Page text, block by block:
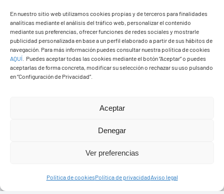
En nuestro sitio web utilizamos cookies propias y de terceros para finalidades
analíticas mediante el análisis del tráfico web, personalizar el contenido
mediante sus preferencias, ofrecer funciones de redes sociales y mostrarle
publicidad personalizada en base a un perfil elaborado a partir de sus hábitos de
navegación. Para más información puedes consultar nuestra política de cookies
AQUÍ
Puedes aceptar todas las cookies mediante el botón “Aceptar” o puedes
aceptarlas de forma concreta, modificar su selección o rechazar su uso pulsando
en “Configuración de Privacidad”.
Aceptar
Denegar
Ver preferencias
Política de cookiesPolítica de privacidadAviso legal
Ayuntamiento de Yaiza
Pza. de Los Remedios, 1
35570 – Yaiza
Tel:928 83 62 20
© Copyright2026 Ayuntamiento de Yaiza - Todos los